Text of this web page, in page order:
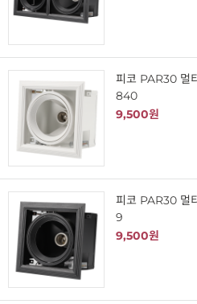
피코 PAR30 멀
840
9,500원
피코 PAR30 멀
9
9,500원